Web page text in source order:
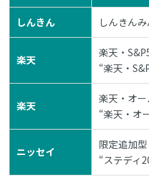
しんきん しんきん
楽天
楽天・
“楽天・
楽天
楽天・オ
“楽天・オ
ニッセイ
限定追加
“ステディ